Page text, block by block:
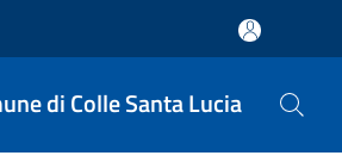
di Colle Santa Lucia